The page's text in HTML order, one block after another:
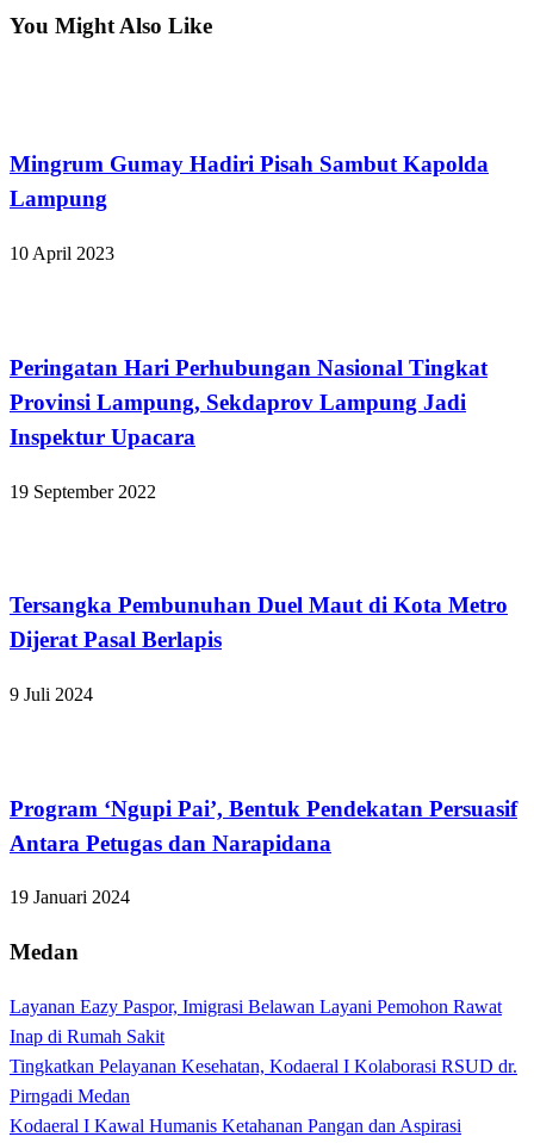
You Might Also Like
Mingrum Gumay Hadiri Pisah Sambut Kapolda
Lampung
10 April 2023
Peringatan Hari Perhubungan Nasional Tingkat
Provinsi Lampung, Sekdaprov Lampung Jadi
Inspektur Upacara
19 September 2022
Tersangka Pembunuhan Duel Maut di Kota Metro
Dijerat Pasal Berlapis
9 Juli 2024
Program ‘Ngupi Pai’, Bentuk Pendekatan Persuasif
Antara Petugas dan Narapidana
19 Januari 2024
Medan
Layanan Eazy Paspor, Imigrasi Belawan Layani Pemohon Rawat
Inap di Rumah Sakit
Tingkatkan Pelayanan Kesehatan, Kodaeral I Kolaborasi RSUD dr.
Pirngadi Medan‎
Kodaeral I Kawal Humanis Ketahanan Pangan dan Aspirasi